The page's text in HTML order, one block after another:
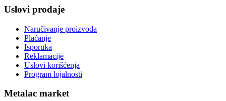
Uslovi prodaje
Naručivanje proizvoda
Plaćanje
Isporuka
Reklamacije
Uslovi korišćenja
Program lojalnosti
Metalac market